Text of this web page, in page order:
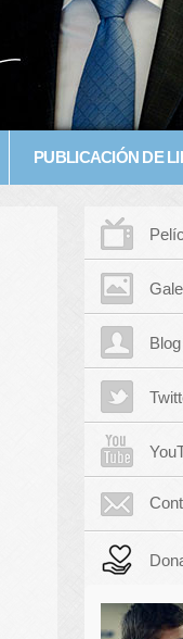
PUBLICACIÓN DE